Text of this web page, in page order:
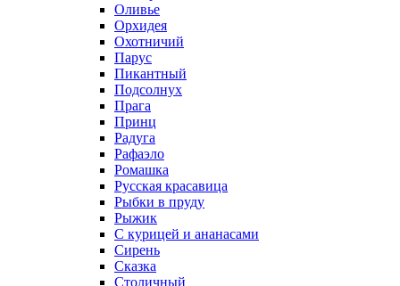
Оливье
Орхидея
Охотничий
Парус
Пикантный
Подсолнух
Прага
Принц
Радуга
Рафаэло
Ромашка
Русская красавица
Рыбки в пруду
Рыжик
С курицей и ананасами
Сирень
Сказка
Столичный